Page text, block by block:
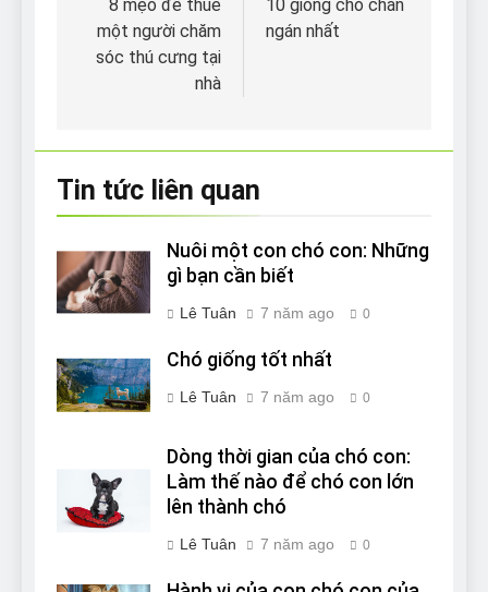
hướng
bài
8 mẹo để thuê
một người chăm
sóc thú cưng tại
nhà
10 giống chó chán
ngán nhất
Tin tức liên quan
Nuôi một con chó con: Những
gì bạn cần biết
Lê Tuân 7 năm ago 0
Chó giống tốt nhất
Lê Tuân 7 năm ago 0
Dòng thời gian của chó con:
Làm thế nào để chó con lớn
lên thành chó
Lê Tuân 7 năm ago 0